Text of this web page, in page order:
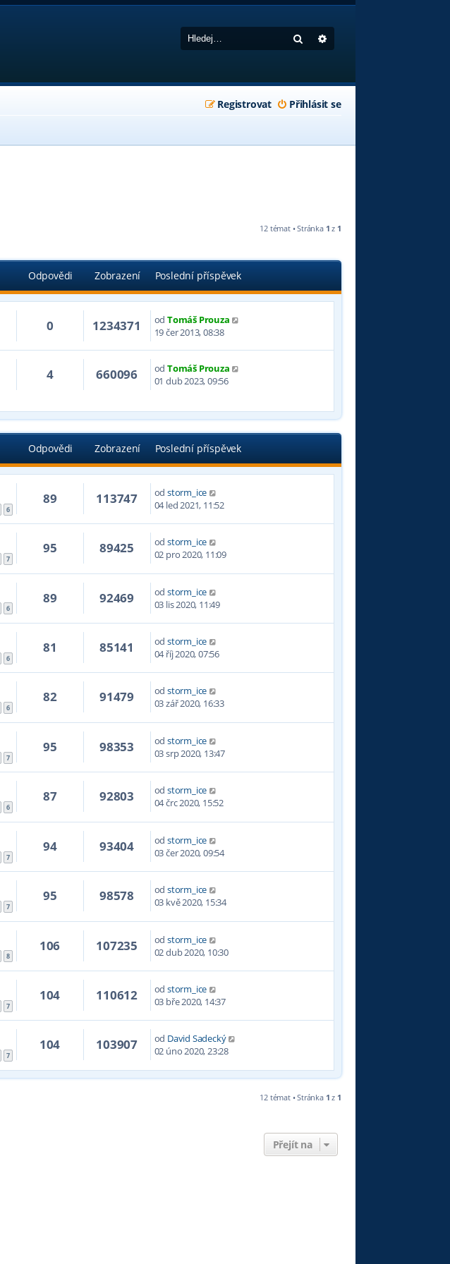
Hledat
Přihlásit se
Registrovat
12 témat • Stránka 1 z 1
Odpovědi Zobrazení Poslední příspěvek
0 1234371 od Tomáš Prouza
19 čer 2013, 08:38
4 660096 od Tomáš Prouza
01 dub 2023, 09:56
Odpovědi Zobrazení Poslední příspěvek
6
89 113747 od storm_ice
04 led 2021, 11:52
7
95 89425 od storm_ice
02 pro 2020, 11:09
6
89 92469 od storm_ice
03 lis 2020, 11:49
6
81 85141 od storm_ice
04 říj 2020, 07:56
6
82 91479 od storm_ice
03 zář 2020, 16:33
7
95 98353 od storm_ice
03 srp 2020, 13:47
6
87 92803 od storm_ice
04 črc 2020, 15:52
7
94 93404 od storm_ice
03 čer 2020, 09:54
7
95 98578 od storm_ice
03 kvě 2020, 15:34
8
106 107235 od storm_ice
02 dub 2020, 10:30
7
104 110612 od storm_ice
03 bře 2020, 14:37
7
104 103907 od David Sadecký
02 úno 2020, 23:28
12 témat • Stránka 1 z 1
Přejít na